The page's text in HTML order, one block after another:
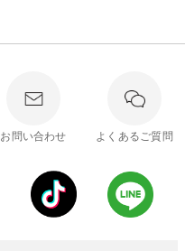
お問い合わせ よくあるご質問